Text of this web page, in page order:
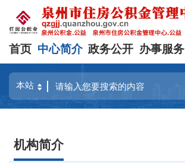
首页 中心简介 政务公开 办事服务
机构简介